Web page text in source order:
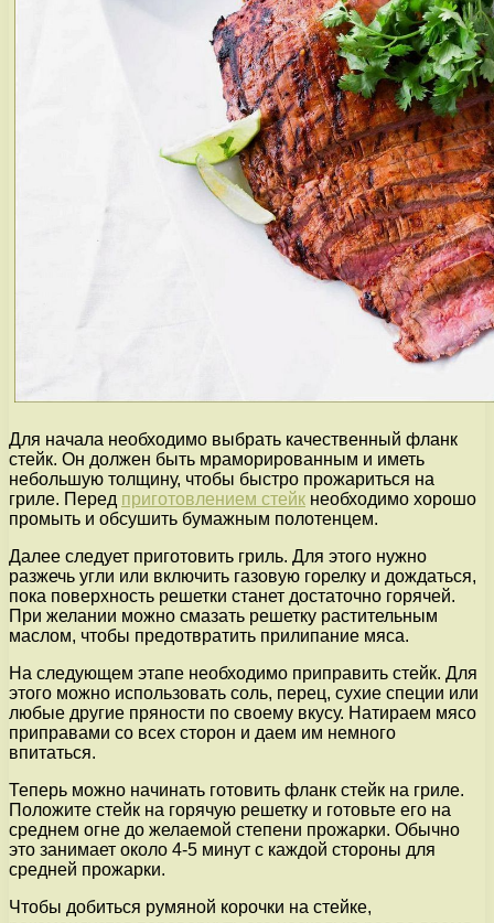
Для начала необходимо выбрать качественный фланк
стейк. Он должен быть мраморированным и иметь
небольшую толщину, чтобы быстро прожариться на
гриле. Перед приготовлением стейк необходимо хорошо
промыть и обсушить бумажным полотенцем.
Далее следует приготовить гриль. Для этого нужно
разжечь угли или включить газовую горелку и дождаться,
пока поверхность решетки станет достаточно горячей.
При желании можно смазать решетку растительным
маслом, чтобы предотвратить прилипание мяса.
На следующем этапе необходимо приправить стейк. Для
этого можно использовать соль, перец, сухие специи или
любые другие пряности по своему вкусу. Натираем мясо
приправами со всех сторон и даем им немного
впитаться.
Теперь можно начинать готовить фланк стейк на гриле.
Положите стейк на горячую решетку и готовьте его на
среднем огне до желаемой степени прожарки. Обычно
это занимает около 4-5 минут с каждой стороны для
средней прожарки.
Чтобы добиться румяной корочки на стейке,